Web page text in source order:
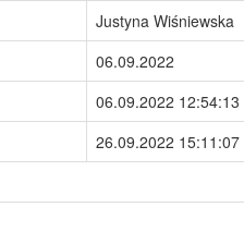
Justyna Wiśniewska
06.09.2022
06.09.2022 12:54:13
26.09.2022 15:11:07